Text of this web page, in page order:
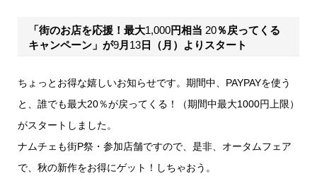
「街のお店を応援！最大1,000円相当 20％戻ってくる
キャンペーン」が9月 13 日（月） よりスタート
ちょっとお得な嬉しいお知らせです。期間中、PAYPAYを使う
と、誰でも最大20％が戻ってくる！（期間中最大1000円上限）
がスタートしました。
ナムチェも街P祭・参加店舗ですので、是非、オータムフェア
で、秋の新作をお得にゲット！しちゃおう。